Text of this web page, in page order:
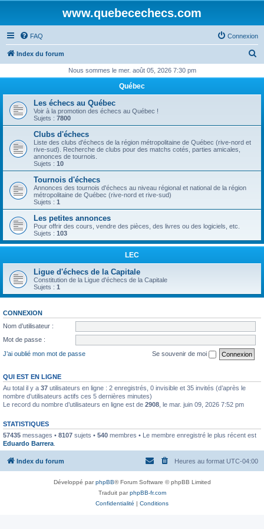
www.quebecechecs.com
FAQ Connexion
Index du forum
h
r
Nous sommes le mer. août 05, 2026 7:30 pm
Québec
Les échecs au Québec
Voir à la promotion des échecs au Québec !
Sujets : 7800
Clubs d'échecs
Liste des clubs d'échecs de la région métropolitaine de Québec (rive-nord et
rive-sud). Recherche de clubs pour des matchs cotés, parties amicales,
annonces de tournois.
Sujets : 10
Tournois d'échecs
Annonces des tournois d'échecs au niveau régional et national de la région
métropolitaine de Québec (rive-nord et rive-sud)
Sujets : 1
Les petites annonces
Pour offrir des cours, vendre des pièces, des livres ou des logiciels, etc.
Sujets : 103
LEC
Ligue d'échecs de la Capitale
Constitution de la Ligue d'échecs de la Capitale
Sujets : 1
CONNEXION
Nom d’utilisateur :
Mot de passe :
J’ai oublié mon mot de passe
Se souvenir de moi
QUI EST EN LIGNE
Au total il y a 37 utilisateurs en ligne : 2 enregistrés, 0 invisible et 35 invités (d’après le
nombre d’utilisateurs actifs ces 5 dernières minutes)
Le record du nombre d’utilisateurs en ligne est de 2908 , le mar. juin 09, 2026 7:52 pm
STATISTIQUES
57435 messages • 8107 sujets • 540 membres • Le membre enregistré le plus récent est
Eduardo Barrera
Index du forum Heures au format UTC-04:00
Développé parphpBB® Forum Software © phpBB Limited
Traduit parphpBB-fr.com
Confidentialité | Conditions